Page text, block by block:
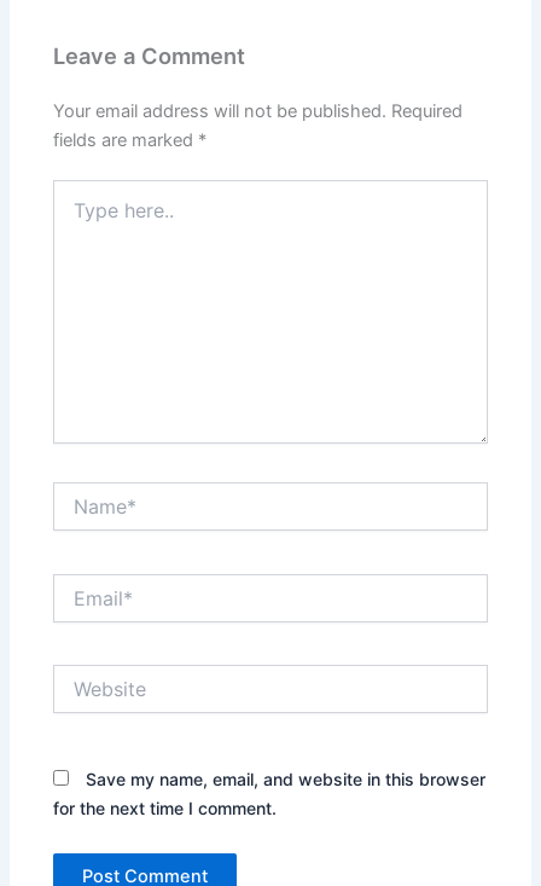
Leave a Comment
Your email address will not be published. Required
fields are marked *
here..
Save my name, email, and website in this browser
for the next time I comment.